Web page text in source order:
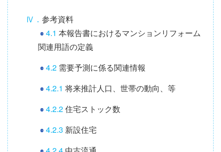
Ⅳ． 参考資料
4.1 本報告書におけるマンションリフォーム
関連用語の定義
4.2需要予測に係る関連情報
4.2.1 将来推計人口、世帯の動向、等
4.2.2住宅ストック数
4.2.3 新設住宅